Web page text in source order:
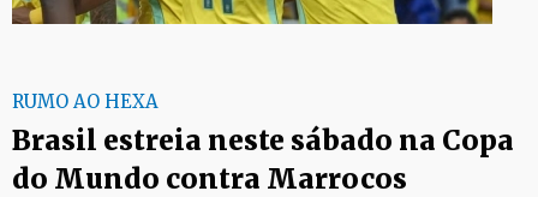
RUMO AO HEXA
Brasil estreia neste sábado na Copa
do Mundo contra Marrocos